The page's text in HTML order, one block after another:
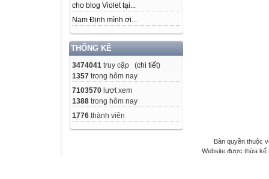
cho blog Violet tại...
Nam Định mình ơi...
THỐNG KÊ
3474041 truy cập (chi tiết)
1357 trong hôm nay
7103570 lượt xem
1388 trong hôm nay
1776 thành viên
Bản quyền thuộc
Website được thừa